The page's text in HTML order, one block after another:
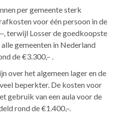
per gemeente sterk
voor één persoon in de
terwijl Losser de goedkoopste
gemeenten in Nederland
de €3.300,– .
over het algemeen lager en de
beperkter. De kosten voor
gebruik van een aula voor de
rond de €1.400,–.